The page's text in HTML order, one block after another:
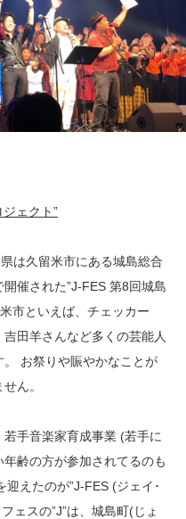
ェクト”
は久留米市にある城島総合
催された”J-FES 第8回城島
市といえば、チェッカー
田羊さんなど多くの芸能人
お祭りや賑やかなことが
ん。
手音楽家育成事業 (若手に
齢の方が参加されてるのも
えたのが”J-FES (ジェイ･
ェスの”J”は、城島町(じょ